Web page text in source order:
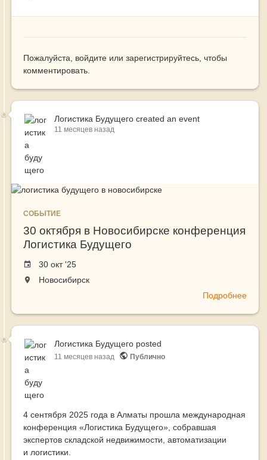
Пожалуйста, войдите или зарегистрируйтесь , чтобы
комментировать.
Логистика Будущего created an event
11 месяцев назад
СОБЫТИЕ
30 октября в Новосибирске конференция
Логистика Будущего
Event
date
30 окт '25
The
take
at
the
Новосибирск
Подробнее
Логистика Будущего posted
11 месяцев назад Публично
4 сентября 2025 года в Алматы прошла международная
конференция «Логистика Будущего», собравшая
экспертов складской недвижимости, автоматизации
и логистики.